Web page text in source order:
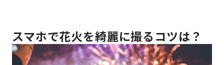
スマホで花火を綺麗に撮るコツは？